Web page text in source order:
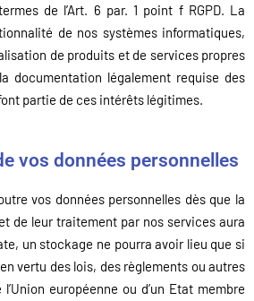
de l’Art. 6 par. 1 point f RGPD. La
de nos systèmes informatiques,
de produits et de services propres
documentation légalement requise des
partie de ces intérêts légitimes.
vos données personnelles
vos données personnelles dès que la
de leur traitement par nos services aura
un stockage ne pourra avoir lieu que si
vertu des lois, des règlements ou autres
européenne ou d’un Etat membre